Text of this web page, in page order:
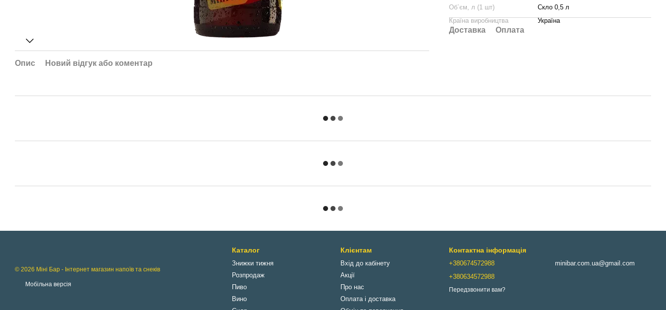
Опис Новий відгук або коментар
Об`єм, л (1 шт)
Скло 0,5 л
Країна виробництва
Україна
Доставка Оплата
© 2026 Міні Бар - Інтернет магазин напоїв та снеків
Мобільна версія
Каталог
Знижки тижня
Розпродаж
Пиво
Вино
Клієнтам
Вхід до кабінету
Акції
Про нас
Оплата і доставка
Контактна інформація
+380674572988
+380634572988
Передзвонити вам?
minibar.com.ua@gmail.com